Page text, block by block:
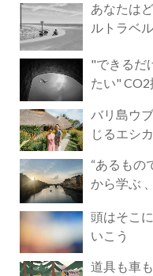
あなたはどう旅す
ルトラベ
"できるだ
たい"
バリ島ウ
じるエシ
“あるもの
から学ぶ
頭はそこ
いこう
道具も車